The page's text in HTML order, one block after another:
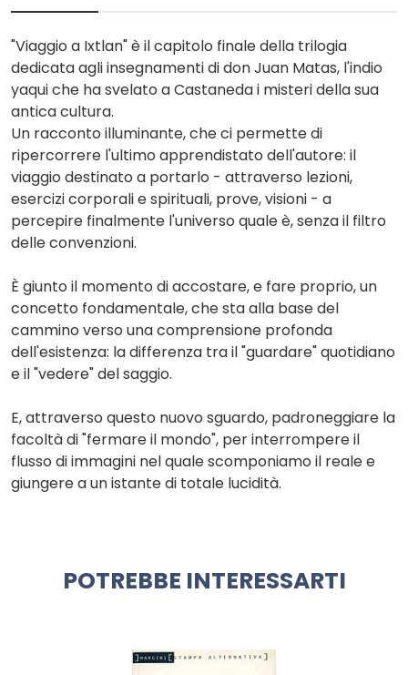
"Viaggio a Ixtlan" è il capitolo finale della trilogia
dedicata agli insegnamenti di don Juan Matas, l'indio
yaqui che ha svelato a Castaneda i misteri della sua
antica cultura.
Un racconto illuminante, che ci permette di
ripercorrere l'ultimo apprendistato dell'autore: il
viaggio destinato a portarlo - attraverso lezioni,
esercizi corporali e spirituali, prove, visioni - a
percepire finalmente l'universo quale è, senza il filtro
delle convenzioni.
È giunto il momento di accostare, e fare proprio, un
concetto fondamentale, che sta alla base del
cammino verso una comprensione profonda
dell'esistenza: la differenza tra il "guardare" quotidiano
e il "vedere" del saggio.
E, attraverso questo nuovo sguardo, padroneggiare la
facoltà di "fermare il mondo", per interrompere il
flusso di immagini nel quale scomponiamo il reale e
giungere a un istante di totale lucidità.
POTREBBE INTERESSARTI